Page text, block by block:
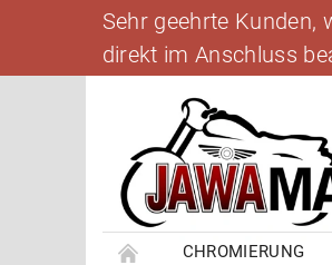
Sehr geehrte Kunden,
direkt im Anschluss
CHROMIERUNG